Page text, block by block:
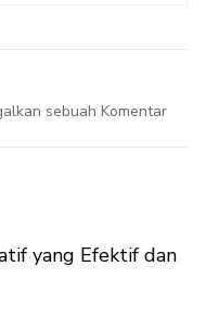
sebuah Komentarpada
yang Efektif dan